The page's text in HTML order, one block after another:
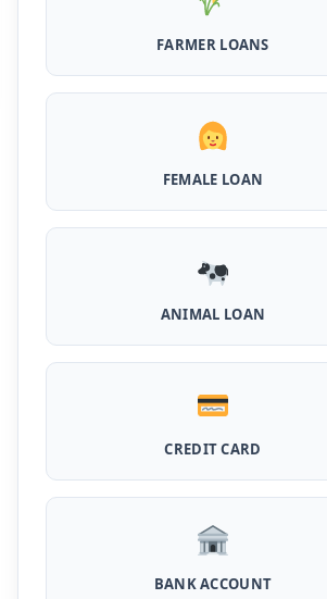
MPocket Student Loan: स्टूडेंट्स यहाँ
लोन, अभी ऐसे आपके फोन से करे अप्लाई
Flipkart Loan Apply Online: इस प्रकार
किसी झंझट से फ्लिपकार्ट से ले सकते है एक
लोन, सिर्फ PAN कार्ड की होती है जरुरत
कैनरा बैंक से घर बैठे ले सकते है 20 लाख तक का
PM KCC Loan: इस प्रकार बनवा सकते है
क्रेडिट कार्ड, घर बैठे मिलता है सबसे सस्ता 5
आसानी से कर सकती है भुगतान
Kotak Saving Account Open
घर बैठे खोले ये जीरो बैलेंस बैंक अकाउंट, फ्री
और जमा पर तगड़ा ब्याज
FARMER LOANS
FEMALE LOAN
ANIMAL LOAN
CREDIT CARD
BANK ACCOUNT